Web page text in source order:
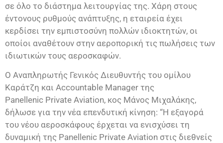
σε όλο το διάστημα λειτουργίας της. Χάρη στους
έντονους ρυθμούς ανάπτυξης, η εταιρεία έχει
κερδίσει την εμπιστοσύνη πολλών ιδιοκτητών, οι
οποίοι αναθέτουν στην αεροπορική τις πωλήσεις των
ιδιωτικών τους αεροσκαφών.
Ο Αναπληρωτής Γενικός Διευθυντής του ομίλου
Καράτζη και Accountable Manager της
Panellenic Private Aviation, κος Μάνος Μιχαλάκης,
δήλωσε για την νέα επενδυτική κίνηση: “Η εξαγορά
του νέου αεροσκάφους έρχεται να ενισχύσει τη
δυναμική της Panellenic Private Aviation στις διεθνείς